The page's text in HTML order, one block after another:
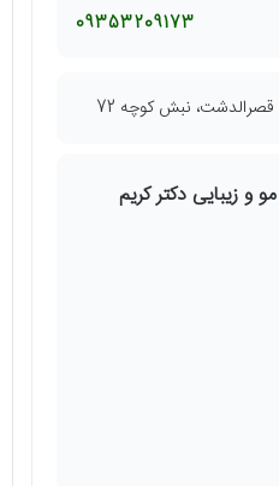
09353209173
قصرالدشت، نبش کوچه 72
زیبایی دکتر کریم